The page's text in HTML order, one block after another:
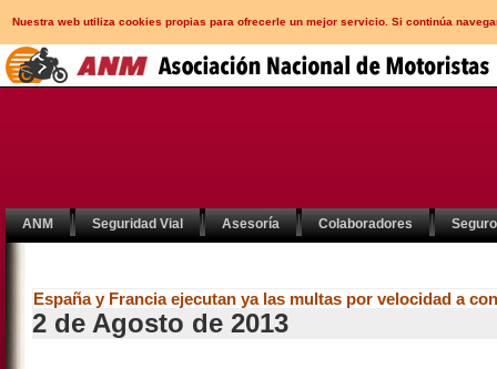
Nuestra web utiliza cookies propias para ofrecerle un mejor servicio. Si continúa
ANM Seguridad Vial Asesoría Colaboradores
España y Francia ejecutan ya las multas por velocidad a
2 de Agosto de 2013